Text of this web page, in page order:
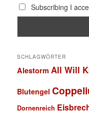
Subscribing I
SCHLAGWÖRTER
Alestorm All Will
Blutengel
Dornenreich